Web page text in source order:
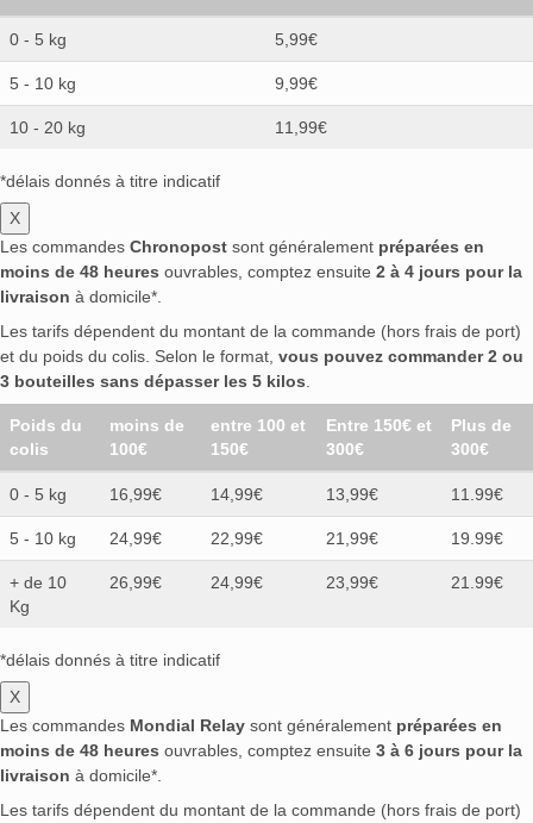
0 - 5 kg 5,99€
5 - 10 kg 9,99€
10 - 20 kg 11,99€
*délais donnés à titre indicatif
X
Les commandes Chronopost sont généralement préparées en
moins de 48 heures ouvrables, comptez ensuite 2 à 4 jours pour la
livraison à domicile*.
Les tarifs dépendent du montant de la commande (hors frais de port)
et du poids du colis. Selon le format, vous pouvez commander 2 ou
3 bouteilles sans dépasser les 5 kilos
Poids du
colis
moins de
100€
entre 100 et
150€
Entre 150€ et
300€
Plus de
300€
0 - 5 kg 16,99€ 14,99€ 13,99€ 11.99€
5 - 10 kg 24,99€ 22,99€ 21,99€ 19.99€
+ de 10
Kg
26,99€ 24,99€ 23,99€ 21.99€
*délais donnés à titre indicatif
X
Les commandes Mondial Relay sont généralement préparées en
moins de 48 heures ouvrables, comptez ensuite 3 à 6 jours pour la
livraison à domicile*.
Les tarifs dépendent du montant de la commande (hors frais de port)